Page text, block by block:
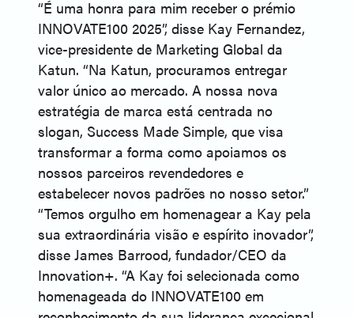
“É uma honra para mim receber o prémio
INNOVATE100 2025”, disse Kay Fernandez,
vice-presidente de Marketing Global da
Katun. “Na Katun, procuramos entregar
valor único ao mercado. A nossa nova
estratégia de marca está centrada no
slogan, Success Made Simple, que visa
transformar a forma como apoiamos os
nossos parceiros revendedores e
estabelecer novos padrões no nosso setor.”
“Temos orgulho em homenagear a Kay pela
sua extraordinária visão e espírito inovador”,
disse James Barrood, fundador/CEO da
Innovation+. “A Kay foi selecionada como
homenageada do INNOVATE100 em